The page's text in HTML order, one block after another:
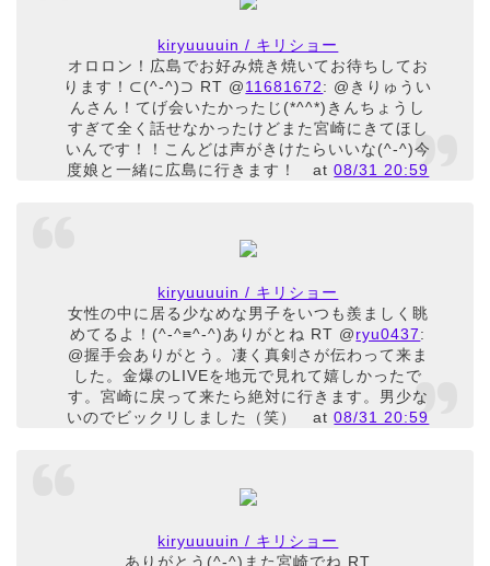
kiryuuuuin / キリショー
オロロン！広島でお好み焼き焼いてお待ちしてお
ります！⊂(^-^)⊃ RT @11681672: @きりゅうい
んさん！てげ会いたかったじ(*^^*)きんちょうし
すぎて全く話せなかったけどまた宮崎にきてほし
いんです！！こんどは声がきけたらいいな(^-^)今
度娘と一緒に広島に行きます！
at08/31 20:59
kiryuuuuin / キリショー
女性の中に居る少なめな男子をいつも羨ましく眺
めてるよ！(^-^≡^-^)ありがとね RT @ryu0437:
@握手会ありがとう。凄く真剣さが伝わって来ま
した。金爆のLIVEを地元で見れて嬉しかったで
す。宮崎に戻って来たら絶対に行きます。男少な
いのでビックリしました（笑）
at08/31 20:59
kiryuuuuin / キリショー
ありがとう(^-^)また宮崎でね RT